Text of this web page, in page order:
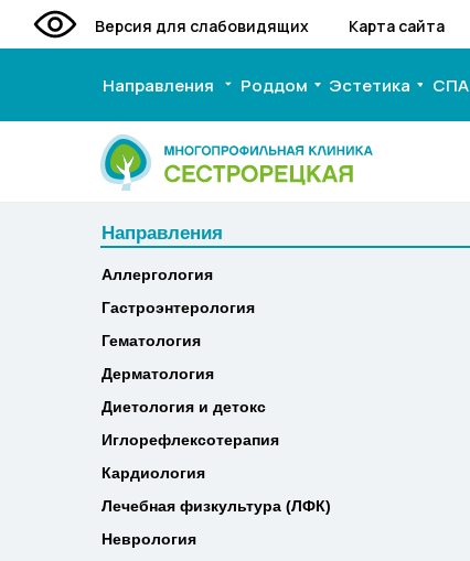
Версия для слабовидящих Карта сайта
Эстетика
Роддом СПА
Направления
Направления
Аллергология
Гематология
Дерматология
Диетология и детокс
Иглорефлексотерапия
Кардиология
Неврология
Лечебная физкультура (ЛФК)
Гастроэнтерология
Направления